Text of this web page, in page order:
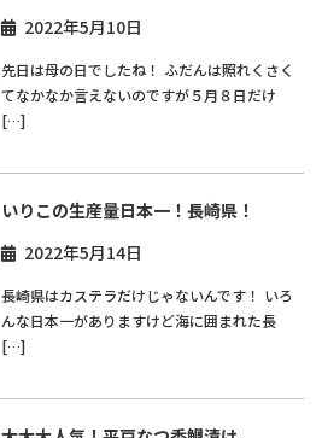
2022年5月10日
先日は母の日でしたね！ ふだんは照れくさく
てなかなか言えないのですが５月８日だけ
[…]
いりこの生産量日本一！長崎県！
2022年5月14日
長崎県はカステラだけじゃないんです！ いろ
んな日本一がありますけど海に囲まれた長
[…]